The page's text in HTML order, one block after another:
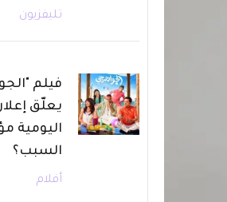
تليفزيون
فيلم
يعلّق
اليومية
السبب؟
أفلام